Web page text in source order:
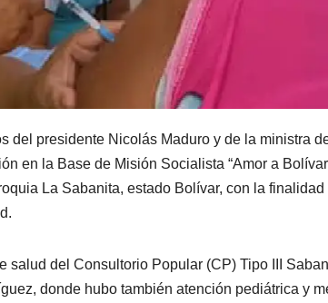
del presidente Nicolás Maduro y de la ministra
en la Base de Misión Socialista “Amor a
La Sabanita, estado Bolívar, con la
salud del Consultorio Popular (CP) Tipo III
donde hubo también atención pediátrica y